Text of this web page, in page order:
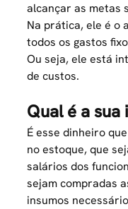
alcançar as metas
Na prática, ele é o
todos os gastos
Ou seja, ele está
de custos.
Qual é a
É esse dinheiro
no estoque, que
salários dos
sejam compradas
insumos